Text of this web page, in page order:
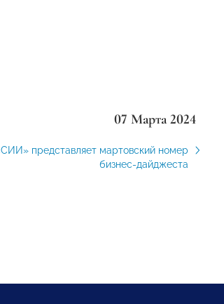
07 Марта 2024
представляет мартовский номер
бизнес-дайджеста